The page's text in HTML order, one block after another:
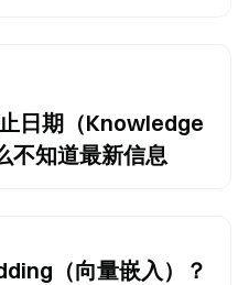
日期（Knowledge
不知道最新信息
（向量嵌入）？